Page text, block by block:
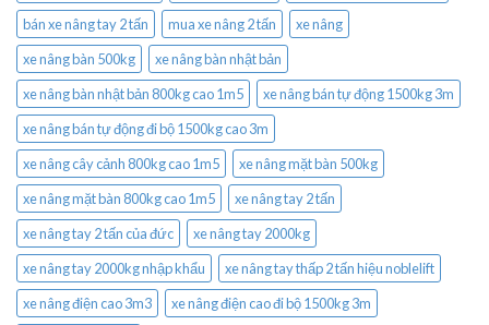
bán xe nâng tay 2 tấn
mua xe nâng 2 tấn
xe nâng
xe nâng bàn 500kg
xe nâng bàn nhật bản
xe nâng bàn nhật bản 800kg cao 1m5
xe nâng bán tự động 1500kg 3m
xe nâng bán tự động đi bộ 1500kg cao 3m
xe nâng cây cảnh 800kg cao 1m5
xe nâng mặt bàn 500kg
xe nâng mặt bàn 800kg cao 1m5
xe nâng tay 2 tấn
xe nâng tay 2 tấn của đức
xe nâng tay 2000kg
xe nâng tay 2000kg nhập khẩu
xe nâng tay thấp 2 tấn hiệu noblelift
xe nâng điện cao 3m3
xe nâng điện cao đi bộ 1500kg 3m